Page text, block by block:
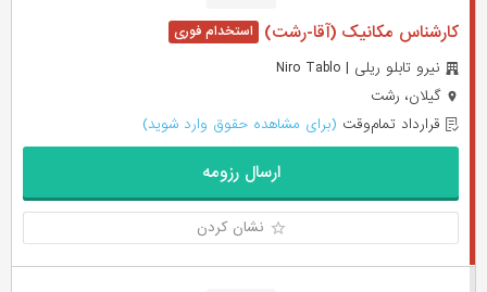
کارشناس مکانیک (آقا-رشت)
نیرو تابلو ریلی | Niro Tablo
گیلان، رشت
قرارداد تمام‌وقت (برای مشاهده حقوق وارد شوید)
ارسال رزومه
نشان کردن